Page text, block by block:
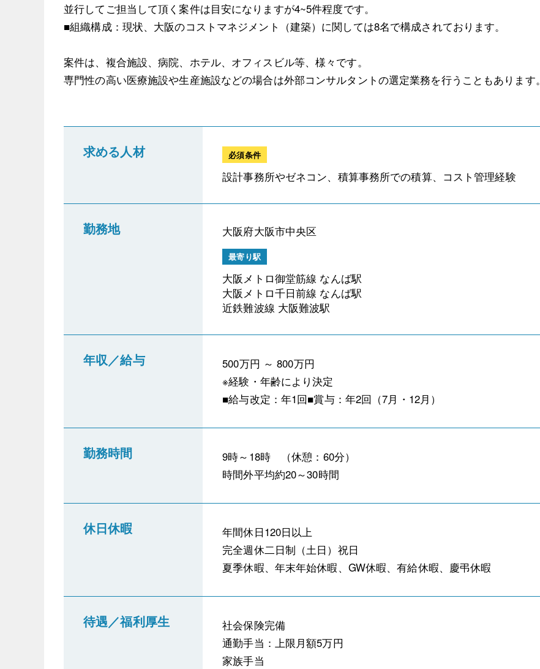
並行してご担当して頂く案件は目安になりますが4~5件程度です。
■組織構成：現状、大阪のコストマネジメント（建築）に関しては8名で構成されております。
案件は、複合施設、病院、ホテル、オフィスビル等、様々です。
専門性の高い医療施設や生産施設などの場合は外部コンサルタントの選定業務を行うこともあります。
求める人材 必須条件
設計事務所やゼネコン、積算事務所での積算、コスト管理経験
勤務地 大阪府大阪市中央区
最寄り駅
大阪メトロ御堂筋線 なんば駅
大阪メトロ千日前線 なんば駅
近鉄難波線 大阪難波駅
年収／給与
500万円 ～ 800万円
※経験・年齢により決定
■給与改定：年1回■賞与：年2回（7月・12月）
勤務時間
9時～18時 （休憩：60分）
時間外平均約20～30時間
休日休暇
年間休日120日以上
完全週休二日制（土日）祝日
夏季休暇、年末年始休暇、GW休暇、有給休暇、慶弔休暇
待遇／福利厚生
社会保険完備
通勤手当：上限月額5万円
家族手当